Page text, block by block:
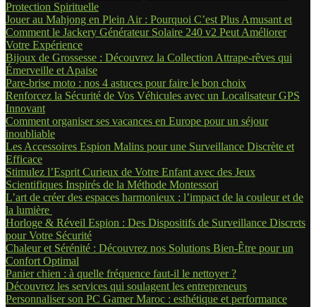
Protection Spirituelle
Jouer au Mahjong en Plein Air : Pourquoi C’est Plus Amusant et
Comment le Jackery Générateur Solaire 240 v2 Peut Améliorer
Votre Expérience
Bijoux de Grossesse : Découvrez la Collection Attrape-rêves qui
Émerveille et Apaise
Pare-brise moto : nos 4 astuces pour faire le bon choix
Renforcez la Sécurité de Vos Véhicules avec un Localisateur GPS
Innovant
Comment organiser ses vacances en Europe pour un séjour
inoubliable
Les Accessoires Espion Malins pour une Surveillance Discrète et
Efficace
Stimulez l’Esprit Curieux de Votre Enfant avec des Jeux
Scientifiques Inspirés de la Méthode Montessori
L’art de créer des espaces harmonieux : l’impact de la couleur et de
la lumière
Horloge & Réveil Espion : Des Dispositifs de Surveillance Discrets
pour Votre Sécurité
Chaleur et Sérénité : Découvrez nos Solutions Bien-Être pour un
Confort Optimal
Panier chien : à quelle fréquence faut-il le nettoyer ?
Découvrez les services qui soulagent les entrepreneurs
Personnaliser son PC Gamer Maroc : esthétique et performance